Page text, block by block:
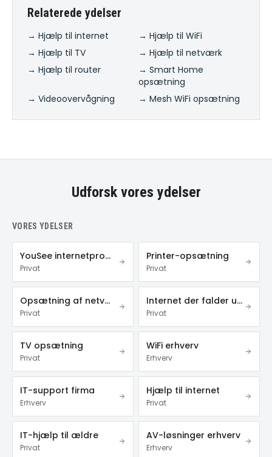
Relaterede ydelser
→ Hjælp til internet
→ Hjælp til WiFi
→ Hjælp til TV
→ Hjælp til netværk
→ Hjælp til router
→ Smart Home
opsætning
→ Videoovervågning
→ Mesh WiFi opsætning
Udforsk vores ydelser
VORES YDELSER
YouSee internetproblemer
Privat
Printer-opsætning
Privat
Opsætning af netværk
Privat
Internet der falder ud
Privat
TV opsætning
Privat
WiFi erhverv
Erhverv
IT-support firma
Erhverv
Hjælp til internet
Privat
IT-hjælp til ældre
Privat
AV-løsninger erhverv
Erhverv